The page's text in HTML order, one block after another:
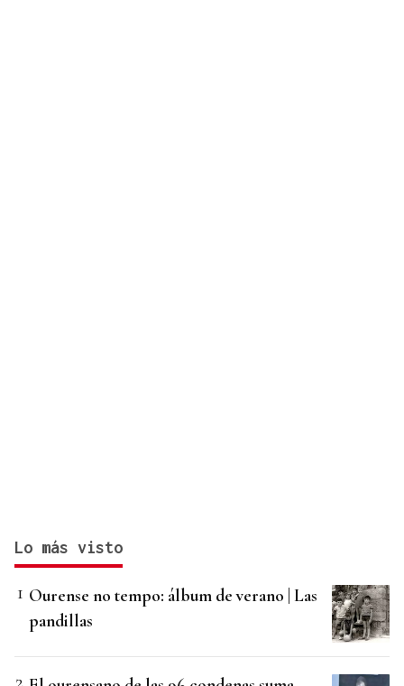
Lo más visto
Ourense no tempo: álbum de verano | Las
pandillas